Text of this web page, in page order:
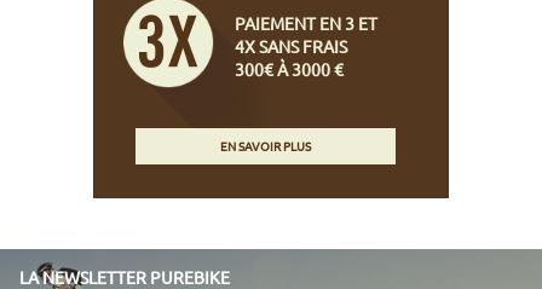
PAIEMENT EN 3 ET
4X SANS FRAIS
300€ À 3000 €
EN SAVOIR PLUS
LA NEWSLETTER PUREBIKE